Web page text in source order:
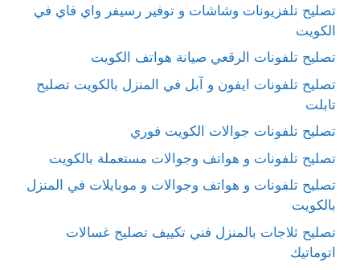
تصليح تلفزيونات وشاشات و توفير رسيفر واي فاي في
الكويت
تصليح تلفونات الرقعي صيانة هواتف الكويت
تصليح تلفونات ايفون و آبل في المنزل بالكويت تصليح
تابلت
تصليح تلفونات جوالات الكويت فوري
تصليح تلفونات و هواتف وجوالات مستعملة بالكويت
تصليح تلفونات و هواتف وجوالات و موبايلات في المنزل
بالكويت
تصليح ثلاجات بالمنزل فني تكييف تصليح غسالات
اتوماتيك